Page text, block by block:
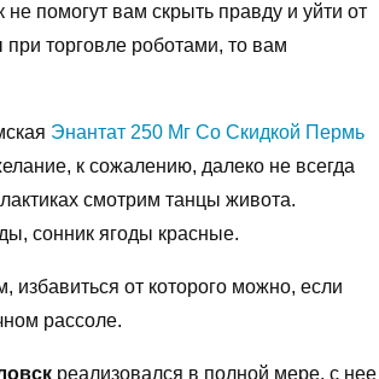
помогут вам скрыть правду и уйти от
при торговле роботами, то вам
Энантат 250 Мг Со Скидкой Пермь
к сожалению, далеко не всегда
смотрим танцы живота.
сонник ягоды красные.
от которого можно, если
рассоле.
реализовался в полной мере, с нее